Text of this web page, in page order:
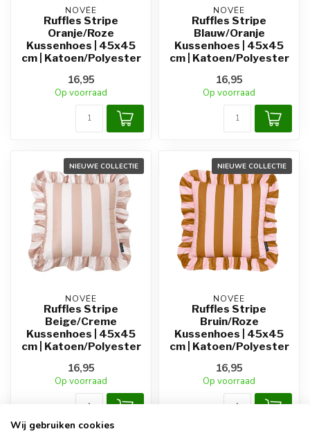
NOVÉE
Ruffles Stripe
Oranje/Roze
Kussenhoes | 45x45
cm | Katoen/Polyester
16,95
Op voorraad
NOVÉE
Ruffles Stripe
Blauw/Oranje
Kussenhoes | 45x45
cm | Katoen/Polyester
16,95
Op voorraad
NIEUWE COLLECTIE
NOVÉE
Ruffles Stripe
Beige/Creme
Kussenhoes | 45x45
cm | Katoen/Polyester
16,95
Op voorraad
NIEUWE COLLECTIE
NOVÉE
Ruffles Stripe
Bruin/Roze
Kussenhoes | 45x45
cm | Katoen/Polyester
16,95
Op voorraad
Wij gebruiken cookies